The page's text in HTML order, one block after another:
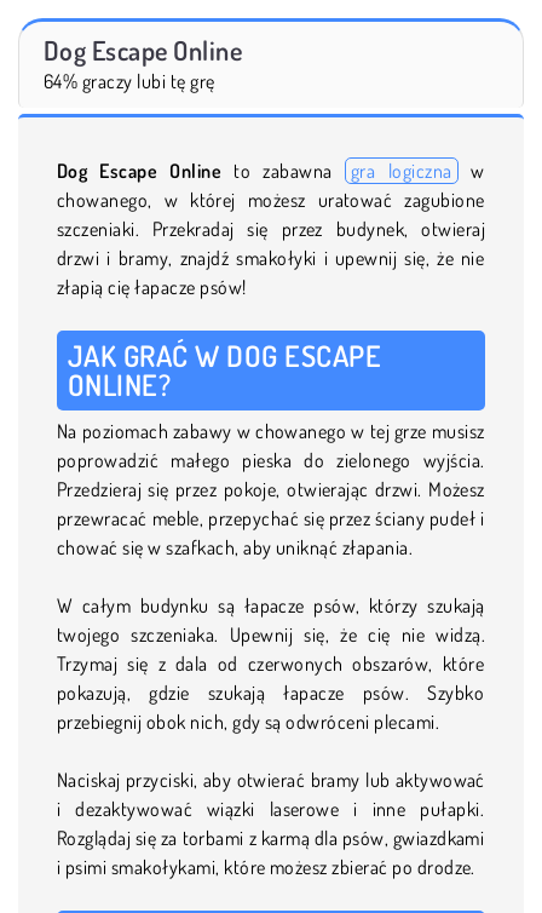
Dog Escape Online
64% graczy lubi tę grę
Dog Escape Online to zabawna gra logiczna w
chowanego, w której możesz uratować zagubione
szczeniaki. Przekradaj się przez budynek, otwieraj
drzwi i bramy, znajdź smakołyki i upewnij się, że nie
złapią cię łapacze psów!
JAK GRAĆ W DOG ESCAPE
ONLINE?
Na poziomach zabawy w chowanego w tej grze musisz
poprowadzić małego pieska do zielonego wyjścia.
Przedzieraj się przez pokoje, otwierając drzwi. Możesz
przewracać meble, przepychać się przez ściany pudeł i
chować się w szafkach, aby uniknąć złapania.
W całym budynku są łapacze psów, którzy szukają
twojego szczeniaka. Upewnij się, że cię nie widzą.
Trzymaj się z dala od czerwonych obszarów, które
pokazują, gdzie szukają łapacze psów. Szybko
przebiegnij obok nich, gdy są odwróceni plecami.
Naciskaj przyciski, aby otwierać bramy lub aktywować
i dezaktywować wiązki laserowe i inne pułapki.
Rozglądaj się za torbami z karmą dla psów, gwiazdkami
i psimi smakołykami, które możesz zbierać po drodze.